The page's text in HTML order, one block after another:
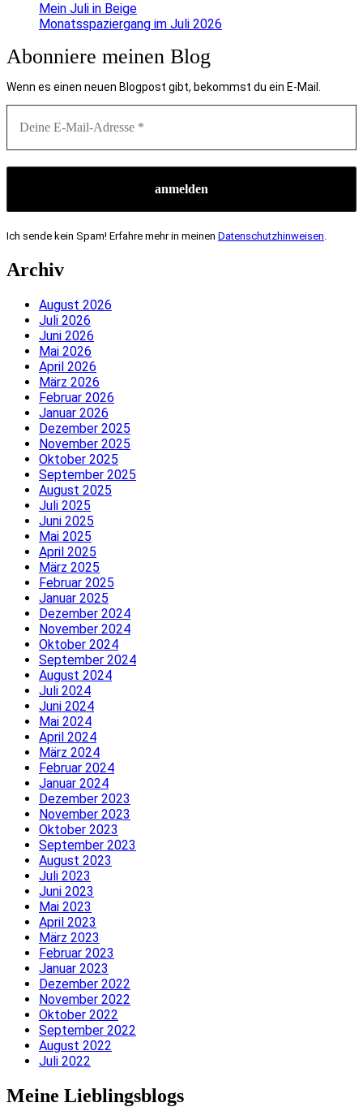
Mein Juli in Beige
Monatsspaziergang im Juli 2026
Abonniere meinen Blog
Wenn es einen neuen Blogpost gibt, bekommst du ein E-Mail.
Ich sende kein Spam! Erfahre mehr in meinen Datenschutzhinweisen
Archiv
August 2026
Juli 2026
Juni 2026
Mai 2026
April 2026
März 2026
Februar 2026
Januar 2026
Dezember 2025
November 2025
Oktober 2025
September 2025
August 2025
Juli 2025
Juni 2025
Mai 2025
April 2025
März 2025
Februar 2025
Januar 2025
Dezember 2024
November 2024
Oktober 2024
September 2024
August 2024
Juli 2024
Juni 2024
Mai 2024
April 2024
März 2024
Februar 2024
Januar 2024
Dezember 2023
November 2023
Oktober 2023
September 2023
August 2023
Juli 2023
Juni 2023
Mai 2023
April 2023
März 2023
Februar 2023
Januar 2023
Dezember 2022
November 2022
Oktober 2022
September 2022
August 2022
Juli 2022
Meine Lieblingsblogs